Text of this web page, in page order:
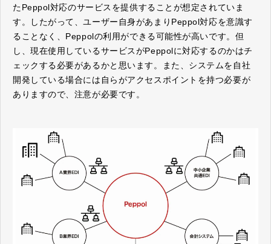
たPeppol対応のサービスを提供することが想定されていま
す。したがって、ユーザー自身があまりPeppol対応を意識す
ることなく、Peppolの利用ができる可能性が高いです。但
し、現在使用しているサービスがPeppolに対応するのかはチ
ェックする必要があるかと思います。また、システムを自社
開発している場合には自らがアクセスポイントを持つ必要が
ありますので、注意が必要です。